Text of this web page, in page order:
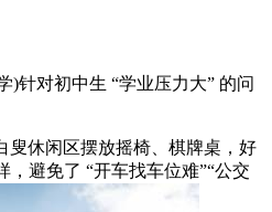
针对初中生 “学业压力大” 的问
休闲区摆放摇椅、棋牌桌，好
避免了 “开车找车位难”“公交